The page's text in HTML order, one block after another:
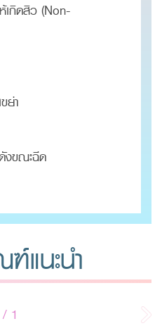
เกิดสิว (Non-
Tested)
ควาลีน
ยไม่ต้องเขย่า
มีเสียงดังขณะฉีด
แนะนำ
/ 1